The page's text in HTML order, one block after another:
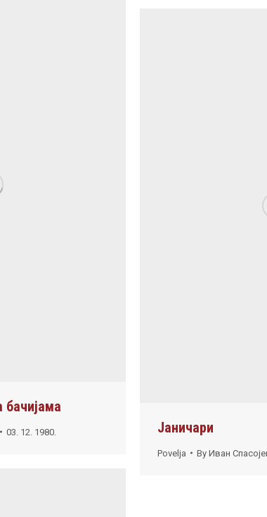
бачијама
03. 12. 1980. Јаничари
Povelja By Иван